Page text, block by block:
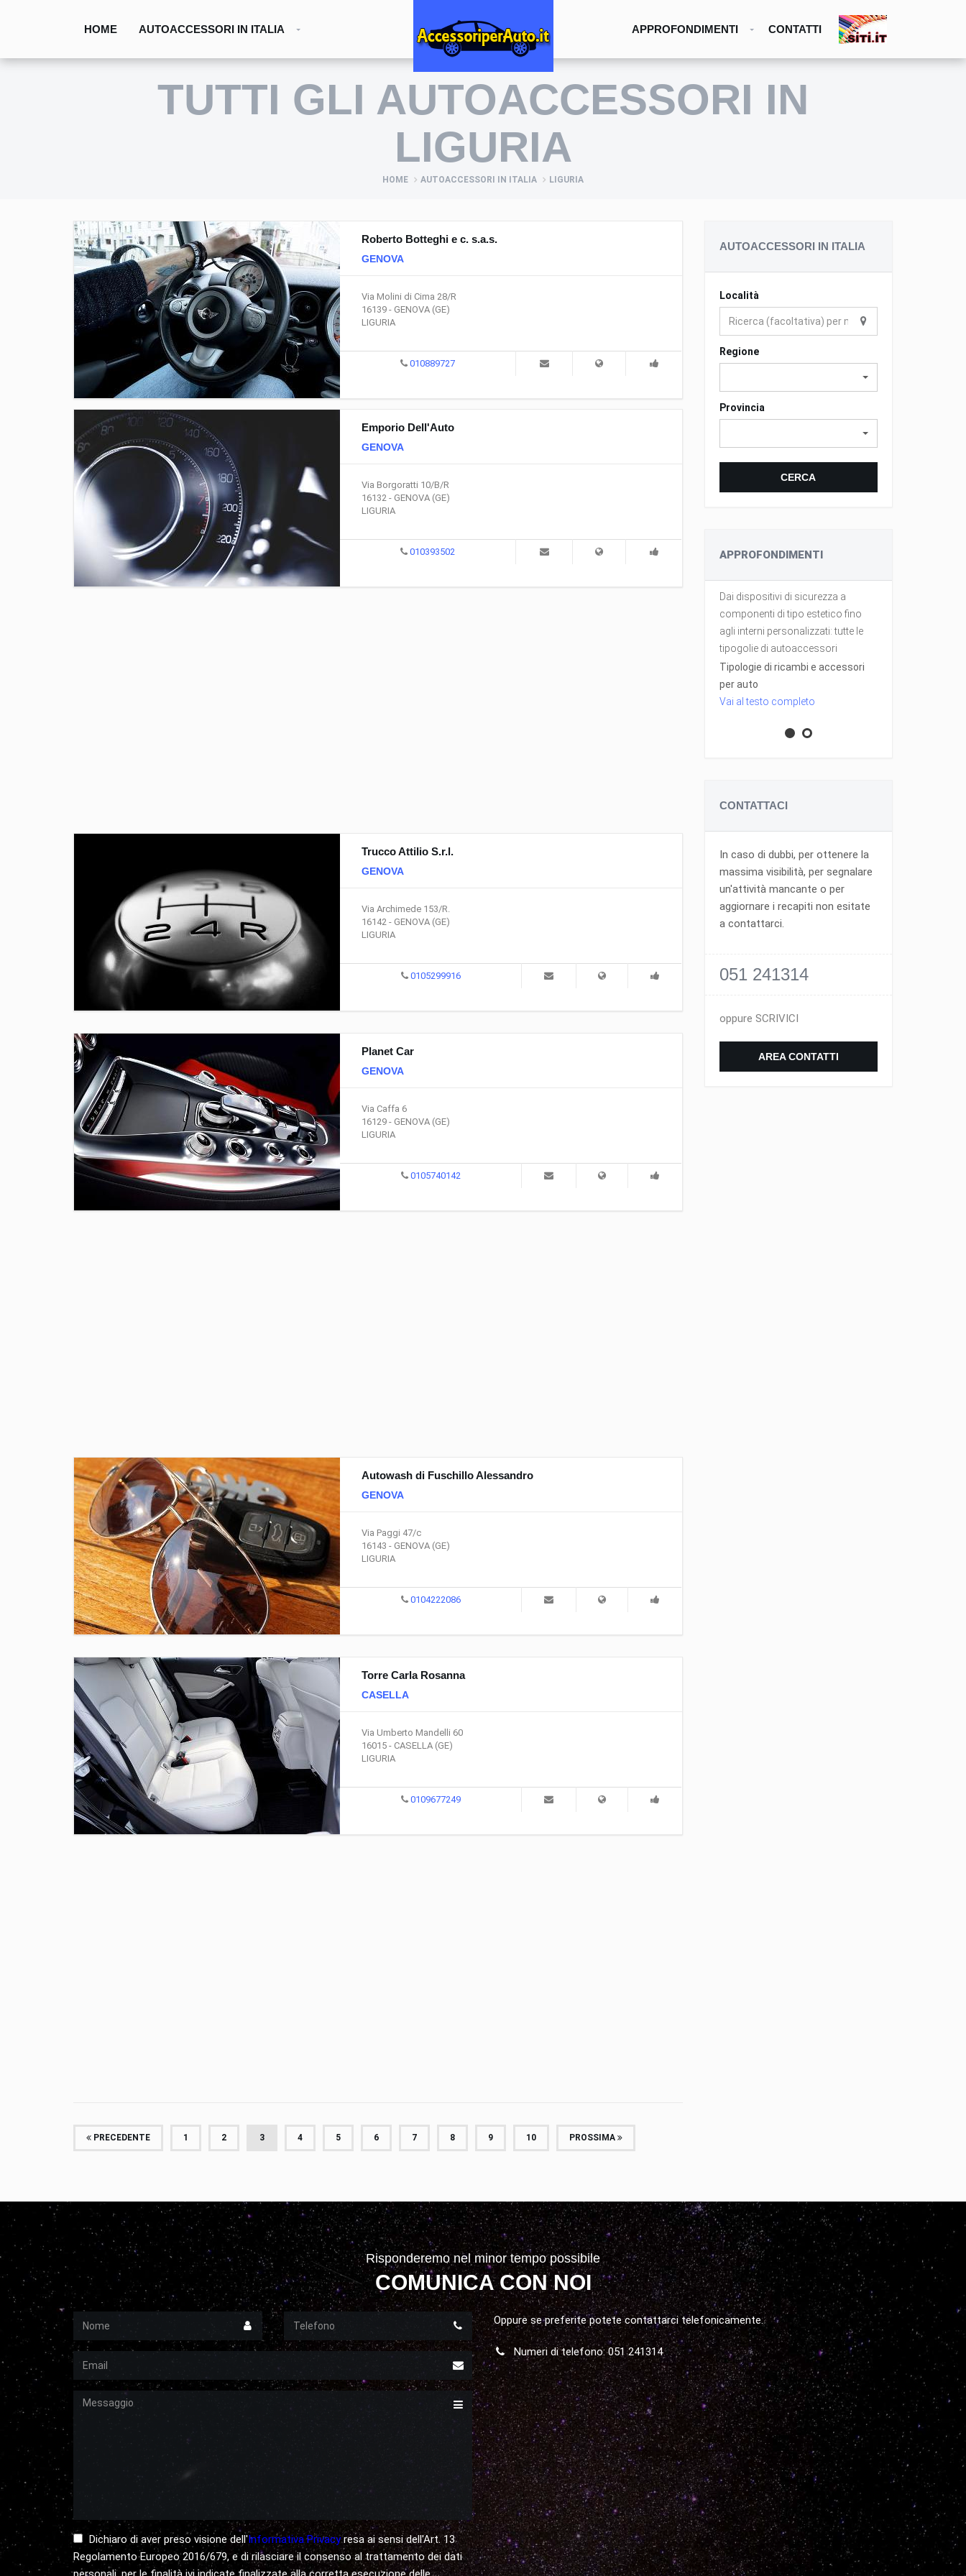
HOME AUTOACCESSORI IN ITALIA APPROFONDIMENTI CONTATTI
TUTTI GLI AUTOACCESSORI IN
LIGURIA
HOME AUTOACCESSORI IN ITALIA LIGURIA
Roberto Botteghi e c. s.a.s.
GENOVA
Via Molini di Cima 28/R
16139 - GENOVA (GE)
LIGURIA
010889727
Emporio Dell'Auto
GENOVA
Via Borgoratti 10/B/R
16132 - GENOVA (GE)
LIGURIA
010393502
Trucco Attilio S.r.l.
GENOVA
Via Archimede 153/R.
16142 - GENOVA (GE)
LIGURIA
0105299916
Planet Car
GENOVA
Via Caffa 6
16129 - GENOVA (GE)
LIGURIA
0105740142
Autowash di Fuschillo Alessandro
GENOVA
Via Paggi 47/c
16143 - GENOVA (GE)
LIGURIA
0104222086
Torre Carla Rosanna
CASELLA
Via Umberto Mandelli 60
16015 - CASELLA (GE)
LIGURIA
0109677249
PRECEDENTE 1 2 3 4 5 6 7 8 9 10 PROSSIMA
AUTOACCESSORI IN ITALIA
Località
Regione
Provincia
CERCA
APPROFONDIMENTI
Dai dispositivi di sicurezza a
componenti di tipo estetico fino
agli interni personalizzati: tutte le
tipogolie di autoaccessori
Tipologie di ricambi e accessori
per auto
Vai al testo completo
CONTATTACI
In caso di dubbi, per ottenere la
massima visibilità, per segnalare
un'attività mancante o per
aggiornare i recapiti non esitate
a contattarci.
051 241314
oppure SCRIVICI
AREA CONTATTI
Risponderemo nel minor tempo possibile
COMUNICA CON NOI
Nome
Messaggio
Dichiaro di aver preso visione dell'Informativa Privacyresa ai sensi dell'Art. 13
Regolamento Europeo 2016/679, e di rilasciare il consenso al trattamento dei dati
Oppure se preferite potete contattarci telefonicamente.
Numeri di telefono: 051 241314